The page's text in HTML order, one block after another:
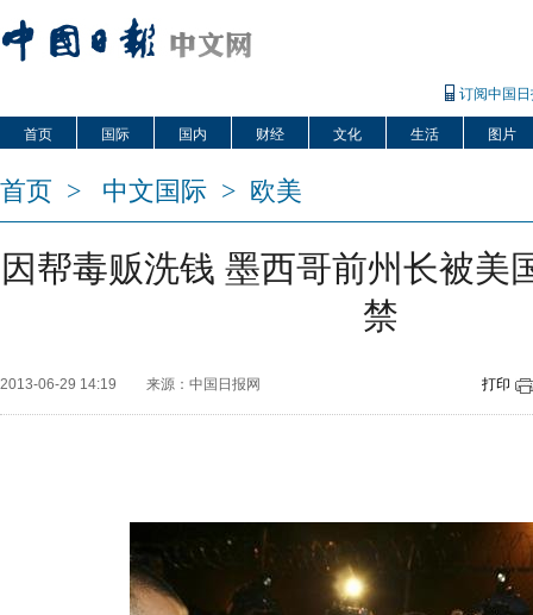
订阅中国
首页 国际 国内 财经 文化 生活 图片
首页 > 中文国际 > 欧美
因帮毒贩洗钱 墨西哥前州长被美
禁
2013-06-29 14:19 来源：中国日报网 打印